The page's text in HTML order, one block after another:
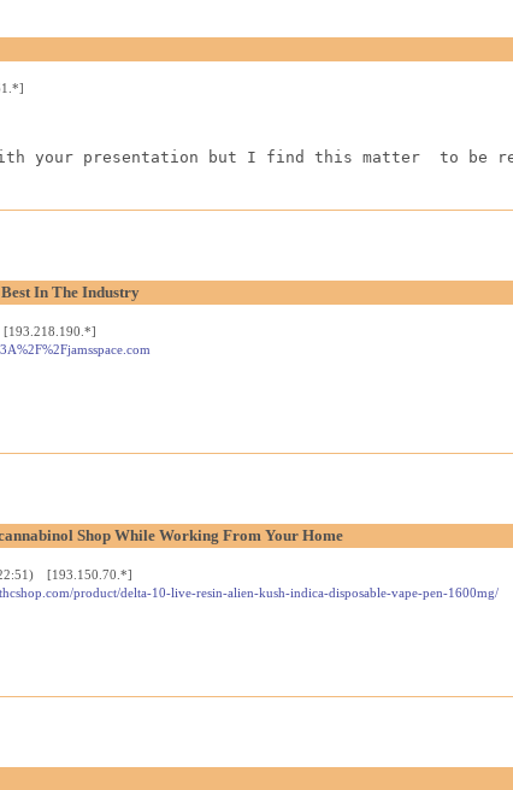
your presentation but I find this matter  to
In The Industry
Shop While Working From Your Home
[193.150.70.*]
product/delta-10-live-resin-alien-kush-indica-disposable-vape-pen-1600mg/